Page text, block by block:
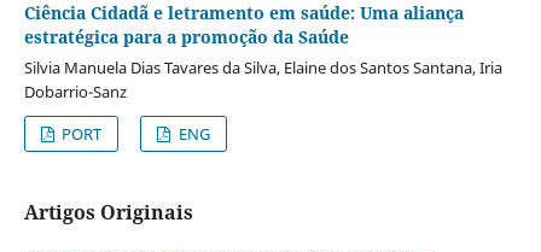
Ciência Cidadã e letramento em saúde: Uma aliança
estratégica para a promoção da Saúde
Silvia Manuela Dias Tavares da Silva, Elaine dos Santos Santana, Iria
Dobarrio-Sanz
PORT
ENG
Artigos Originais